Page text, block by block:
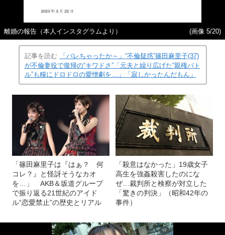
離婚の報告（本人インスタグラムより） (画像 5/20)
記事を読む
「バレちゃったか～」“不倫疑惑”篠田麻里子(37)
が不倫妻役で復帰の“キワドさ”「元夫と繰り広げた“親権バト
ル”も糧にドロドロの愛憎劇を…」「寂しかったんだもん」
「篠田麻里子は『はぁ？ 何
コレ？』と怪訝そうなカオ
を…」 AKB＆坂道グループ
で振り返る21世紀のアイド
ル“恋愛禁止”の歴史とリアル
「殺意はなかった」19歳女子
高生を強姦殺害したのにな
ぜ…裁判所と検察が対立した
「驚きの判決」（昭和42年の
事件）